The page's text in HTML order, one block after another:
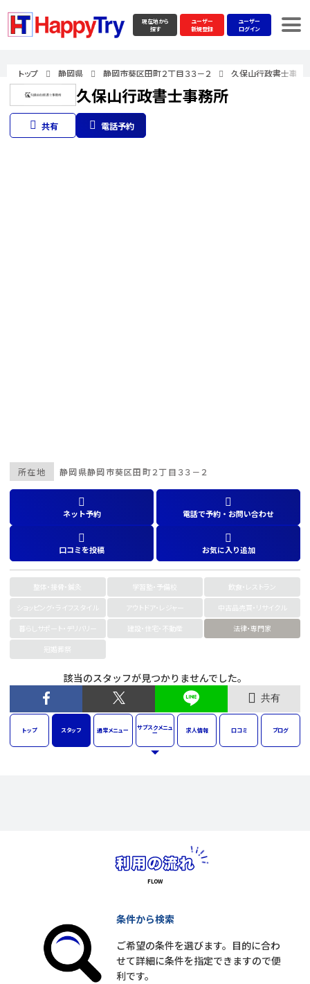
現在地から
探す
ユーザー
新規登録
ユーザー
ログイン
トップ 静岡県 静岡市葵区田町２丁目３３－２ 久保山行政書士事務
久保山行政書士事務所
共有 電話予約
所在地 静岡県静岡市葵区田町２丁目３３－２
ネット予約 電話で予約・お問い合わせ
口コミを投稿 お気に入り追加
整体・接骨・鍼灸 学習塾・予備校
飲食・レストラン
ショッピング・ライフスタイル
アウトドア・レジャー
中古品売買・リサイクル
暮らしサポート・デリバリー
建設・住宅・不動産
法律・専門家
冠婚葬祭
該当のスタッフが見つかりませんでした。
共有
トップ スタッフ 通常メニュー サブスクメニュ
ー 求人情報 口コミ ブログ
条件から検索
ご希望の条件を選びます。目的に合わ
せて詳細に条件を指定できますので便
利です。